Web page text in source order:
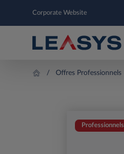
Corporate Website
Offres Professionnels
Professionnels